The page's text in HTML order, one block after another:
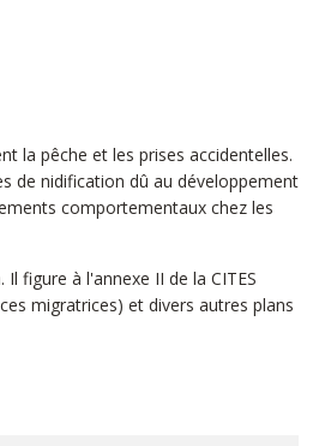
la pêche et les prises accidentelles.
de nidification dû au développement
comportementaux chez les
figure à l'annexe II de la CITES
migratrices) et divers autres plans